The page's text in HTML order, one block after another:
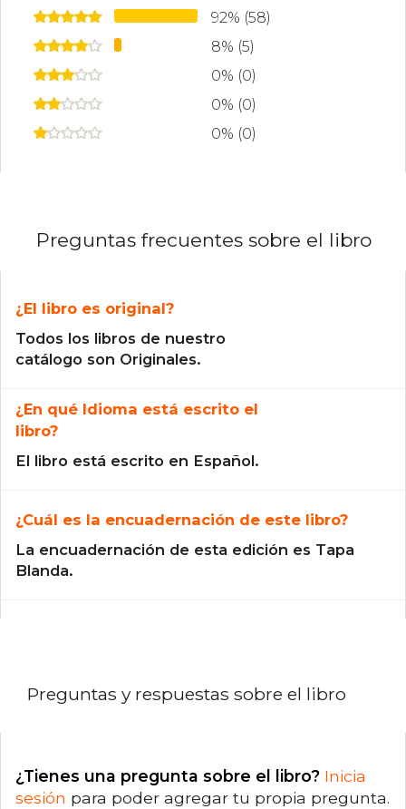
92% (58)
8% (5)
0% (0)
0% (0)
0% (0)
Preguntas frecuentes sobre el libro
¿El libro es original?
Todos los libros de nuestro
catálogo son Originales.
¿En qué Idioma está escrito el
libro?
El libro está escrito en Español.
¿Cuál es la encuadernación de este libro?
La encuadernación de esta edición es Tapa
Blanda.
Preguntas y respuestas sobre el libro
¿Tienes una pregunta sobre el libro? Inicia
sesión para poder agregar tu propia pregunta.